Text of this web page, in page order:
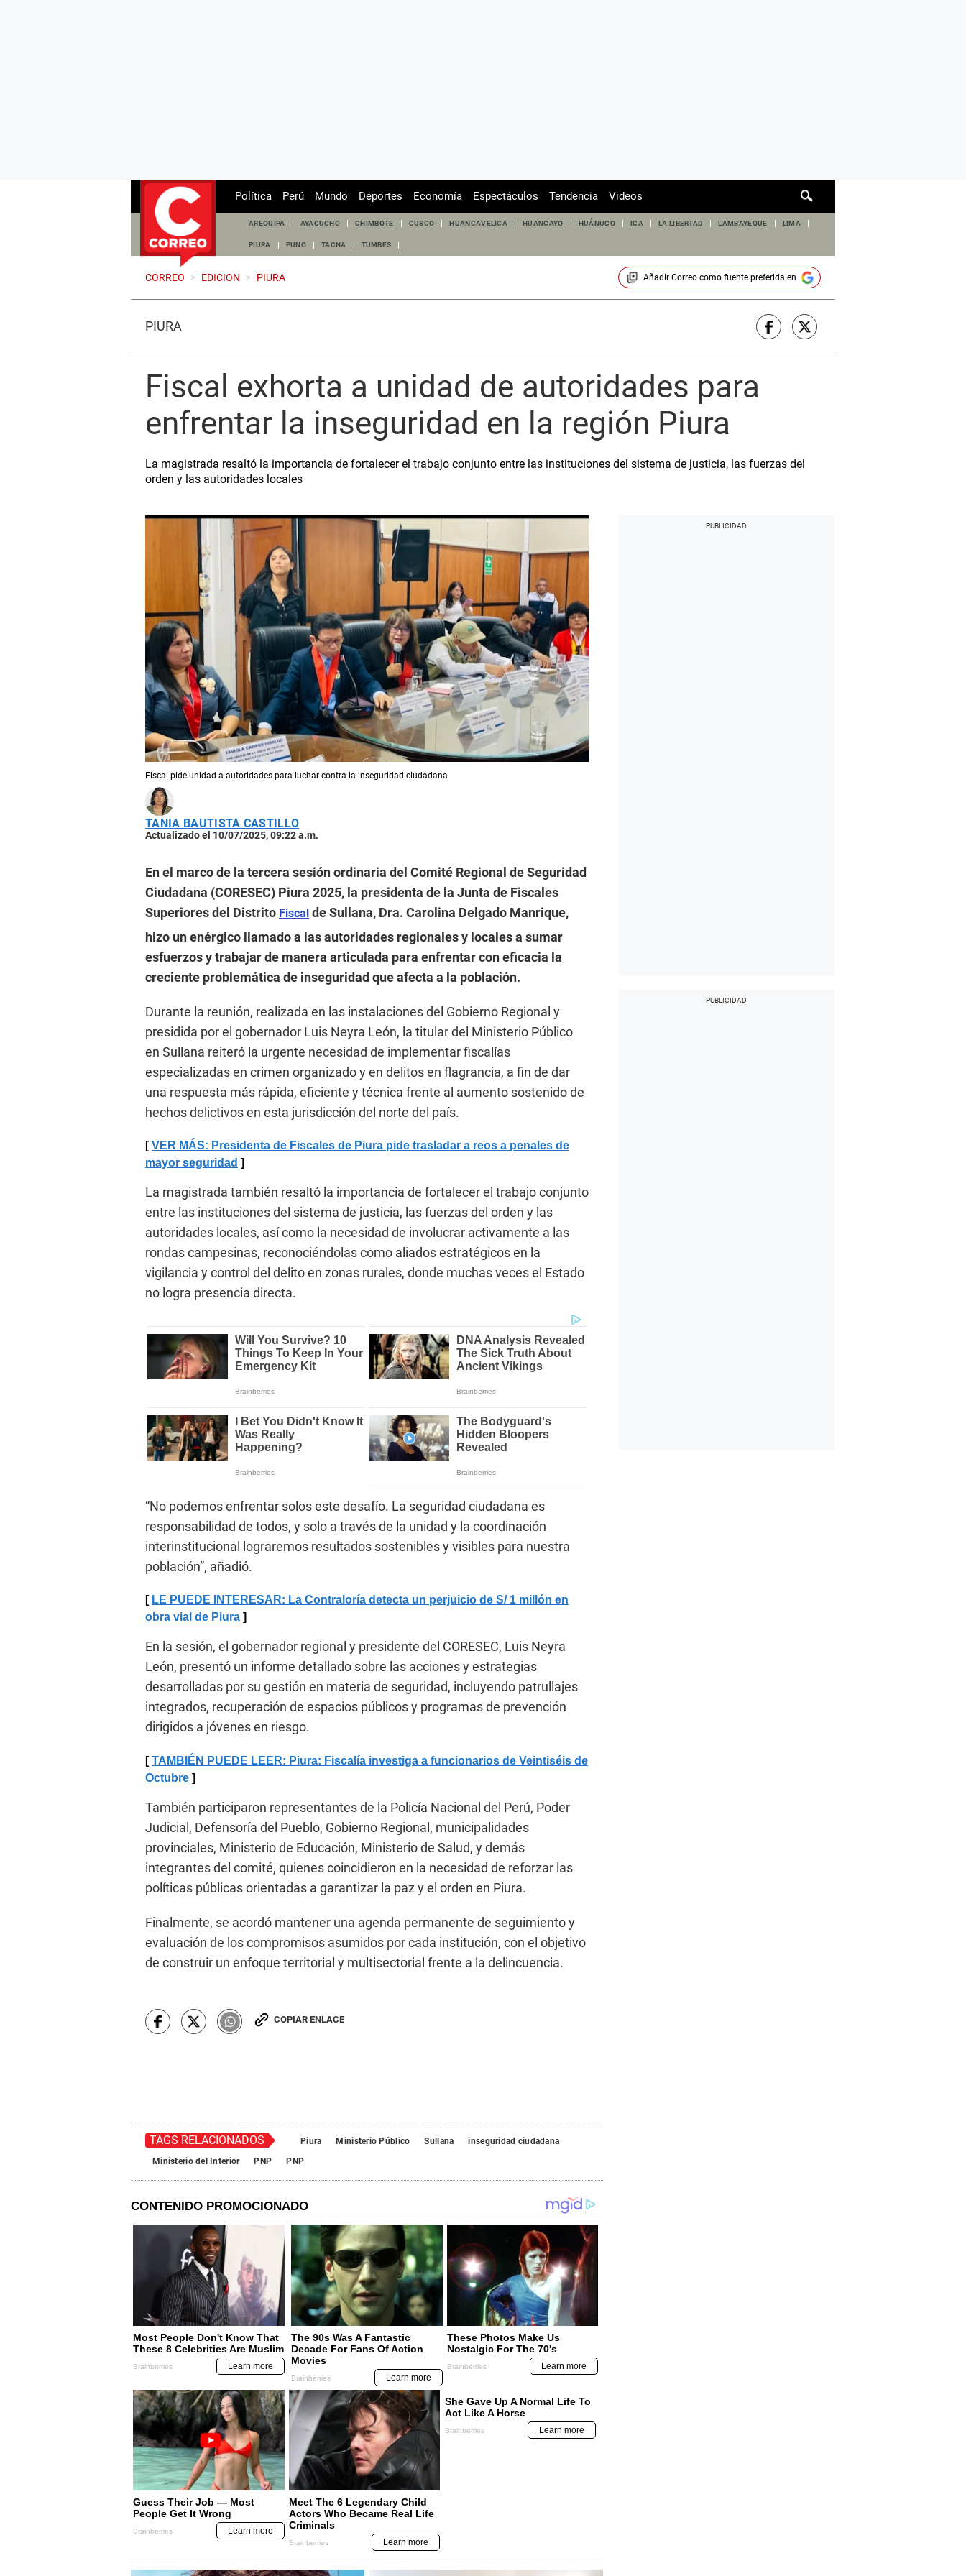
de
Política Perú Mundo Deportes Economía Espectáculos Tendencia Videos
AREQUIPA AYACUCHO CHIMBOTE CUSCO HUANCAVELICA HUANCAYO HUÁNUCO ICA LA LIBERTAD LAMBAYEQUE LIMA
PIURA PUNO TACNA TUMBES
CORREO > EDICION > PIURA Añadir Correocomo fuente preferida en
PIURA
Fiscal exhorta a unidad de autoridades para
enfrentar la inseguridad en la región Piura
La magistrada resaltó la importancia de fortalecer el trabajo conjunto entre las instituciones del sistema de justicia, las fuerzas del
orden y las autoridades locales
Fiscal pide unidad a autoridades para luchar contra la inseguridad ciudadana
TANIA BAUTISTA CASTILLO
Actualizado el 10/07/2025, 09:22 a.m.
En el marco de la tercera sesión ordinaria del Comité Regional de Seguridad
Ciudadana (CORESEC) Piura 2025, la presidenta de la Junta de Fiscales
Superiores del Distrito Fiscal de Sullana, Dra. Carolina Delgado Manrique,
hizo un enérgico llamado a las autoridades regionales y locales a sumar
esfuerzos y trabajar de manera articulada para enfrentar con eficacia la
creciente problemática de inseguridad que afecta a la población.
Durante la reunión, realizada en las instalaciones del Gobierno Regional y
presidida por el gobernador Luis Neyra León, la titular del Ministerio Público
en Sullana reiteró la urgente necesidad de implementar fiscalías
especializadas en crimen organizado y en delitos en flagrancia, a fin de dar
una respuesta más rápida, eficiente y técnica frente al aumento sostenido de
hechos delictivos en esta jurisdicción del norte del país.
VER MÁS: Presidenta de Fiscales de Piura pide trasladar a reos a penales de
mayor seguridad
La magistrada también resaltó la importancia de fortalecer el trabajo conjunto
entre las instituciones del sistema de justicia, las fuerzas del orden y las
autoridades locales, así como la necesidad de involucrar activamente a las
rondas campesinas, reconociéndolas como aliados estratégicos en la
vigilancia y control del delito en zonas rurales, donde muchas veces el Estado
no logra presencia directa.
“No podemos enfrentar solos este desafío. La seguridad ciudadana es
responsabilidad de todos, y solo a través de la unidad y la coordinación
interinstitucional lograremos resultados sostenibles y visibles para nuestra
población”, añadió.
LE PUEDE INTERESAR: La Contraloría detecta un perjuicio de S/ 1 millón en
obra vial de Piura
En la sesión, el gobernador regional y presidente del CORESEC, Luis Neyra
León, presentó un informe detallado sobre las acciones y estrategias
desarrolladas por su gestión en materia de seguridad, incluyendo patrullajes
integrados, recuperación de espacios públicos y programas de prevención
dirigidos a jóvenes en riesgo.
TAMBIÉN PUEDE LEER: Piura: Fiscalía investiga a funcionarios de Veintiséis de
Octubre
También participaron representantes de la Policía Nacional del Perú, Poder
Judicial, Defensoría del Pueblo, Gobierno Regional, municipalidades
provinciales, Ministerio de Educación, Ministerio de Salud, y demás
integrantes del comité, quienes coincidieron en la necesidad de reforzar las
políticas públicas orientadas a garantizar la paz y el orden en Piura.
Finalmente, se acordó mantener una agenda permanente de seguimiento y
evaluación de los compromisos asumidos por cada institución, con el objetivo
de construir un enfoque territorial y multisectorial frente a la delincuencia.
COPIAR ENLACE
TAGS RELACIONADOS Piura Ministerio Público Sullana
inseguridad ciudadana
Ministerio del Interior
PNP PNP